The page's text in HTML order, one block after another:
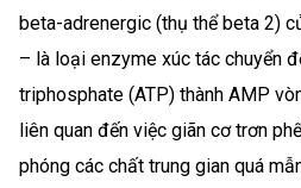
beta-adrenergic (thụ thể beta 2)
– là loại enzyme xúc tác chuyển
triphosphate (ATP) thành AMP
liên quan đến việc giãn cơ trơn
phóng các chất trung gian quá